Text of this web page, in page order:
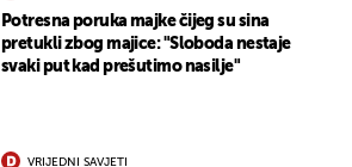
Potresna poruka majke čijeg su sina
pretukli zbog majice: "Sloboda nestaje
svaki put kad prešutimo nasilje"
VRIJEDNI SAVJETI